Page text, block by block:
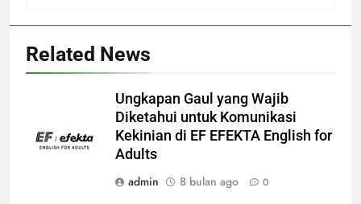
Related News
Ungkapan Gaul yang Wajib
Diketahui untuk Komunikasi
Kekinian di EF EFEKTA English for
Adults
admin
8 bulan ago 0